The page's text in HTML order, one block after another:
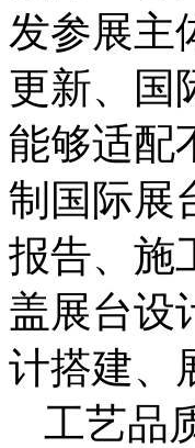
发参展主
更新、国
能够适配
制国际展
报告、施
盖展台设
计搭建、
工艺品